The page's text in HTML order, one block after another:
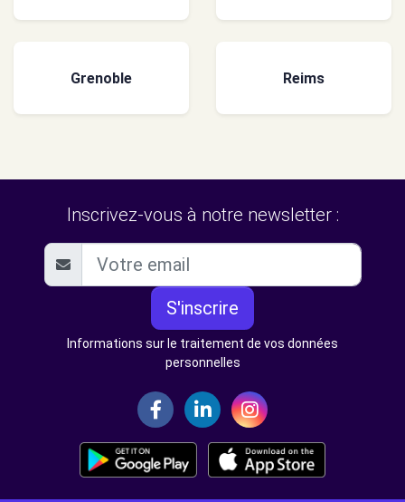
Grenoble Reims
Inscrivez-vous à notre newsletter :
S'inscrire
Informations sur le traitement de vos données
personnelles